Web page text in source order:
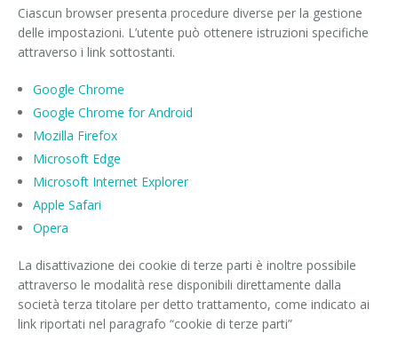
Ciascun browser presenta procedure diverse per la gestione
delle impostazioni. L’utente può ottenere istruzioni specifiche
attraverso i link sottostanti.
Google Chrome
Google Chrome for Android
Mozilla Firefox
Microsoft Edge
Microsoft Internet Explorer
Apple Safari
Opera
La disattivazione dei cookie di terze parti è inoltre possibile
attraverso le modalità rese disponibili direttamente dalla
società terza titolare per detto trattamento, come indicato ai
link riportati nel paragrafo “cookie di terze parti”